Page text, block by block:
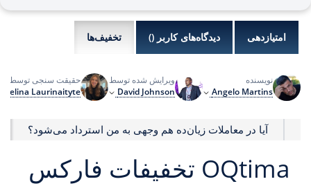
امتیازدهی دیدگاه‌های کاربر () تخفیف‌ها
نویسنده
Angelo Martins
ویرایش شده توسط
David Johnson
حقیقت سنجی توسط
Evelina Laurinaityte
آیا در معاملات زیان‌ده هم وجهی به من استرداد می‌شود؟
OQtima تخفیفات فارکس